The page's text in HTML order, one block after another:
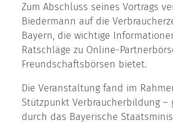
Zum Abschluss seines Vortrags
Biedermann auf die
Bayern, die wichtige
Ratschläge zu Online-
Freundschaftsbörsen bietet.
Die Veranstaltung fand im
Stützpunkt Verbraucherbildung –
durch das Bayerische